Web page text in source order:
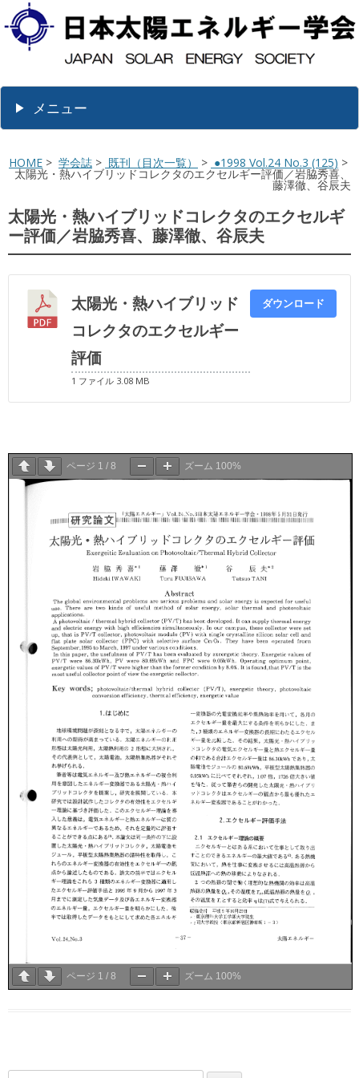
メニュー
HOME > 学会誌 > 既刊（目次一覧） > ●1998 Vol.24 No.3 (125) >
太陽光・熱ハイブリッドコレクタのエクセルギー評価／岩脇秀喜、
藤澤徹、谷辰夫
太陽光・熱ハイブリッドコレクタのエクセルギ
ー評価／岩脇秀喜、藤澤徹、谷辰夫
太陽光・熱ハイブリッド
コレクタのエクセルギー
評価
1 ファイル 3.08 MB
ダウンロード
ページ 1 / 8 ズーム 100%
ページ 1 / 8 ズーム 100%